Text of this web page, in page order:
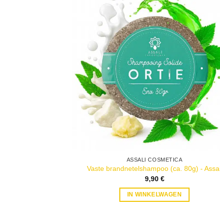
ASSALI COSMETICA
Vaste brandnetelshampoo (ca. 80g) -
9,90 €
IN WINKELWAGEN